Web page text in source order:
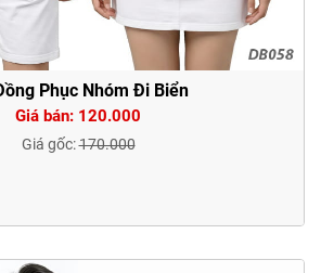
Phục Nhóm Đi Biển
Giá bán: 120.000
Giá gốc:170.000